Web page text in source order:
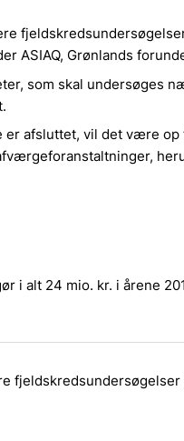
ASIAQ, Grønlands
som skal undersøges
er afsluttet, vil det være op
i alt 24 mio. kr. i årene
fjeldskredsundersøgelser